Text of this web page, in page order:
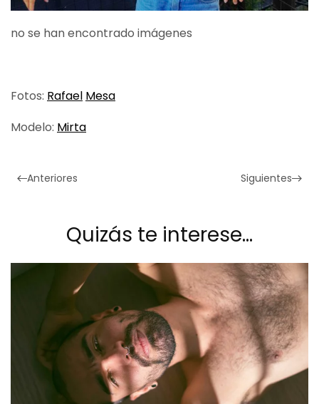
no se han encontrado imágenes
Fotos: Rafael Mesa
Modelo: Mirta
Anteriores Siguientes
Quizás te interese…